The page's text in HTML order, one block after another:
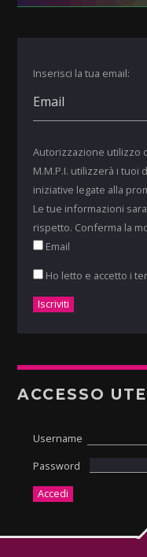
Inserisci la tua email:
Autorizzazione utilizzo
M.M.P.I. utilizzerà i
iniziative legate alla
Le tue informazioni
rispetto. Conferma la
Email
Ho letto e accetto i
ACCESSO
Username
Password